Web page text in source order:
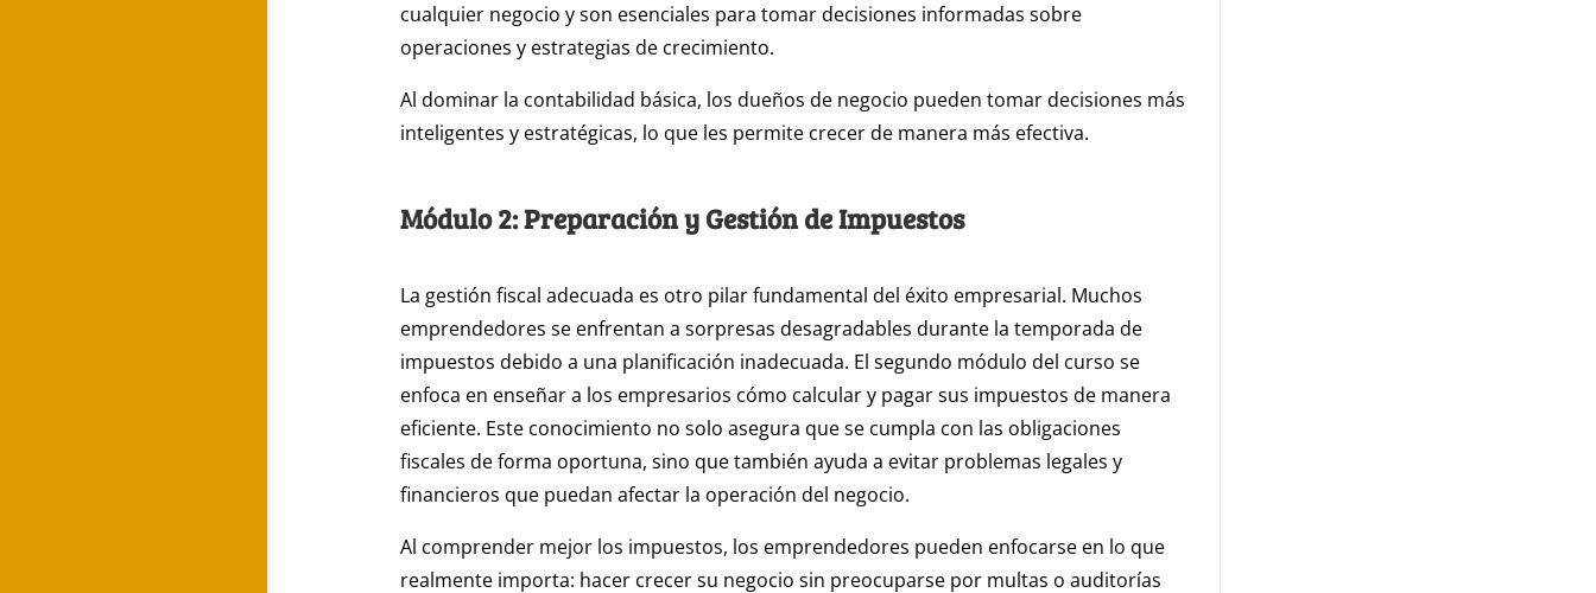
cualquier negocio y son esenciales para tomar decisiones informadas sobre
operaciones y estrategias de crecimiento.
Al dominar la contabilidad básica, los dueños de negocio pueden tomar decisiones más
inteligentes y estratégicas, lo que les permite crecer de manera más efectiva.
Módulo 2: Preparación y Gestión de Impuestos
La gestión fiscal adecuada es otro pilar fundamental del éxito empresarial. Muchos
emprendedores se enfrentan a sorpresas desagradables durante la temporada de
impuestos debido a una planificación inadecuada. El segundo módulo del curso se
enfoca en enseñar a los empresarios cómo calcular y pagar sus impuestos de manera
eficiente. Este conocimiento no solo asegura que se cumpla con las obligaciones
fiscales de forma oportuna, sino que también ayuda a evitar problemas legales y
financieros que puedan afectar la operación del negocio.
Al comprender mejor los impuestos, los emprendedores pueden enfocarse en lo que
realmente importa: hacer crecer su negocio sin preocuparse por multas o auditorías